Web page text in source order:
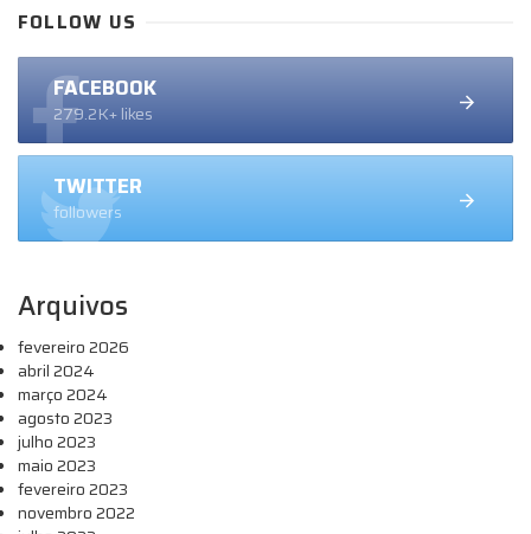
FOLLOW US
FACEBOOK
279.2K+ likes
TWITTER
followers
Arquivos
fevereiro 2026
abril 2024
março 2024
agosto 2023
julho 2023
maio 2023
fevereiro 2023
novembro 2022